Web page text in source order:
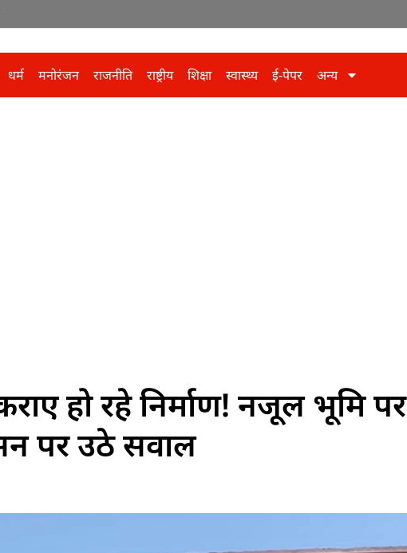
धर्म मनोरंजन राजनीति राष्ट्रीय शिक्षा स्वास्थ्य ई-पेपर अन्य
हो रहे निर्माण! नजूल भूमि पर
पर उठे सवाल